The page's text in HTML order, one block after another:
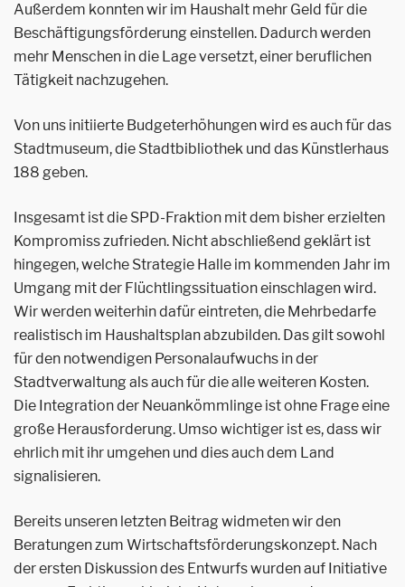
Außerdem konnten wir im Haushalt mehr Geld für die
Beschäftigungsförderung einstellen. Dadurch werden
mehr Menschen in die Lage versetzt, einer beruflichen
Tätigkeit nachzugehen.
Von uns initiierte Budgeterhöhungen wird es auch für das
Stadtmuseum, die Stadtbibliothek und das Künstlerhaus
188 geben.
Insgesamt ist die SPD-Fraktion mit dem bisher erzielten
Kompromiss zufrieden. Nicht abschließend geklärt ist
hingegen, welche Strategie Halle im kommenden Jahr im
Umgang mit der Flüchtlingssituation einschlagen wird.
Wir werden weiterhin dafür eintreten, die Mehrbedarfe
realistisch im Haushaltsplan abzubilden. Das gilt sowohl
für den notwendigen Personalaufwuchs in der
Stadtverwaltung als auch für die alle weiteren Kosten.
Die Integration der Neuankömmlinge ist ohne Frage eine
große Herausforderung. Umso wichtiger ist es, dass wir
ehrlich mit ihr umgehen und dies auch dem Land
signalisieren.
Bereits unseren letzten Beitrag widmeten wir den
Beratungen zum Wirtschaftsförderungskonzept. Nach
der ersten Diskussion des Entwurfs wurden auf Initiative